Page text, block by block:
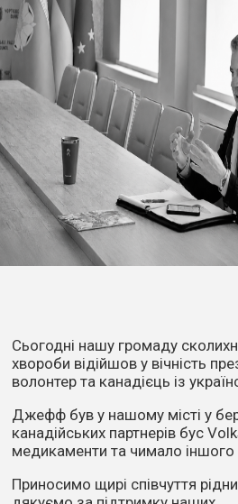
Впродовж останніх днів
посуха та вітер перетворюють
стихійне лихо.
Варто зазначити, що пожежі
людський фактор. Відділ з
захисту НАГАДУЄ:
Основні заборони у